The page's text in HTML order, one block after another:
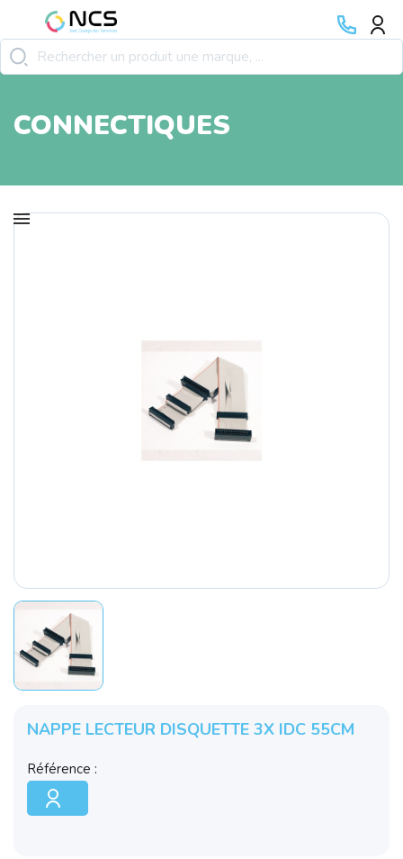
CONNECTIQUES
NAPPE LECTEUR DISQUETTE 3X IDC 55CM
Référence :